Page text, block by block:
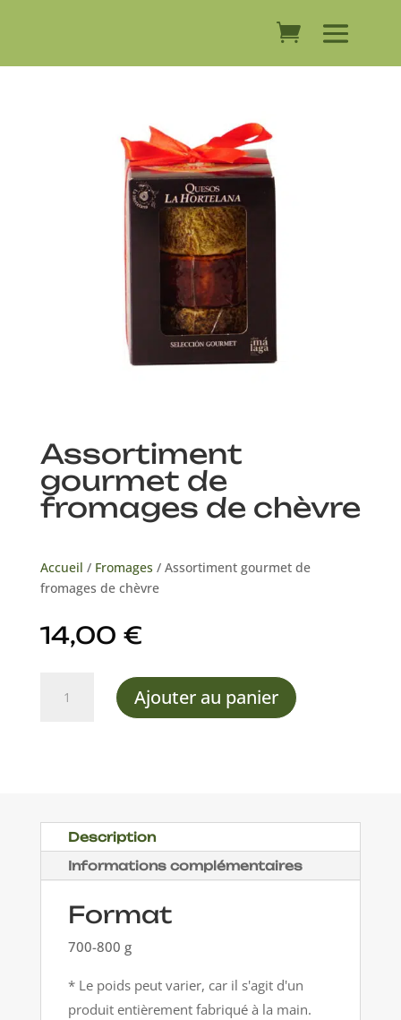
Assortiment
gourmet de
fromages de chèvre
Accueil / Fromages / Assortiment gourmet de
fromages de chèvre
14,00 €
chèvre
Ajouter au panier
Description
Informations complémentaires
Format
700-800 g
* Le poids peut varier, car il s'agit d'un
produit entièrement fabriqué à la main.